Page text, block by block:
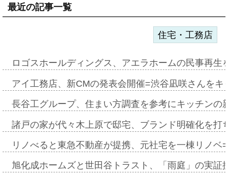
最近の記事一覧
住宅・工務店
ロゴスホールディングス、アエラホームの民事再
アイ工務店、新CMの発表会開催=渋谷凪咲さんを
長谷工グループ、住まい方調査を参考にキッチン
諸戸の家が代々木上原で邸宅、ブランド明確化を
リノべると東急不動産が提携、元社宅を一棟リノ
旭化成ホームズと世田谷トラスト、「雨庭」の実